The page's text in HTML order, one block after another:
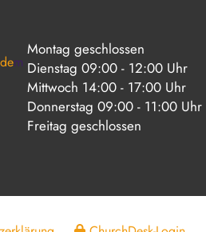
m
Montag geschlossen
Dienstag 09:00 - 12:00 Uhr
Mittwoch 14:00 - 17:00 Uhr
Donnerstag 09:00 - 11:00 Uhr
Freitag geschlossen